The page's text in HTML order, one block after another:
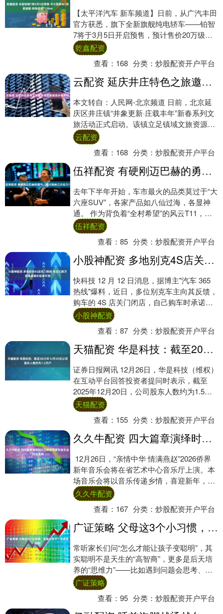
【太平洋汽车 新车频道】日前，从广汽丰田
官方获悉，旗下全新旗舰纯电轿车——铂智
7将于3月5日开启预售，预计售价20万级，
一季度上市。新车定位中大型轿车，车长超
5....
乾鑫配资
查看： 168 分类：炒股配资开户平台
云配资 延庆井庄特色之旅邀市民游客感受乡村年味
本文转自：人民网-北京频道 日前，北京延
庆区井庄镇“井象更新·庄载丰年”新春系列文
旅活动正式启动。该镇立足镇域文旅资源优
势，联动柳沟村、窑湾村、箭杆岭村、三司
村....
云配资
查看： 168 分类：炒股配资开户平台
伍祥配资 有硬刚迈巴赫的勇气，有大柏林几分实力？
去年下半年开始，车市最火的品类莫过于“大
六座SUV”，各家产品如八仙过海，各显神
通。 作为背负着“全村希望”的风云T11，在
卷空间卷配置卷智能化之外，高端的自研....
伍祥配资
查看：85 分类：炒股配资开户平台
小股神配资 多地别克4S店关门倒闭 车主们数万购车置换补贴拿不到
快科技 12 月 12 日消息，据博主"汽车 365
热线"爆料，近日，多位别克车主向其反馈，
购车的 4S 店关门闭店，自己购车时承诺的
厂商置换补贴打了水漂，一....
小股神配资
查看：87 分类：炒股配资开户平台
天猫配资 华是科技：截至2025年12月20日公司股东人数约为1.5万户
证券日报网讯 12月26日，华是科技（维权）
在互动平台回答投资者提问时表示，截至
2025年12月20日，公司股东人数约为1.5万
户。 （文章来源：证券日报） 海....
天猫配资
查看： 155 分类：炒股配资开户平台
久久牛配资 四大篇章演绎时代之声侨界新年音乐会26日奏响
12月26日，“亲情中华 情满燕赵”2026侨界
新年音乐会将在省艺术中心音乐厅上演。本
场音乐会将以音乐传递乡情，喜迎新年，为
观众呈现一场融合中华传统与现代韵味....
久久牛配资
查看： 167 分类：炒股配资开户平台
广证策略 父母这3个小习惯，真能让孩子一点点变聪明!
常听家长们问“怎么才能让孩子变聪明”，其
实聪明不是天生的“高智商”，更多是后天培
养的“思维力”——比如遇到问题会思考、看
到新鲜事物会好奇、遇到困难敢尝试。 而
这....
广证策略
查看：95 分类：炒股配资开户平台